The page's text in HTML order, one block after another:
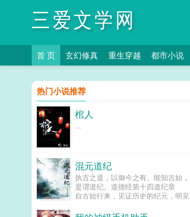
三爱文学网
首 页 玄幻修真 重生穿越 都市小说
热门小说推荐
棺人
...
混元道纪
执古之道，以御今之有。能知古始，
是谓道纪。道德经第十四道纪章
自古始行来，见证历史的纪元，明见
发生。也曾遥见太...